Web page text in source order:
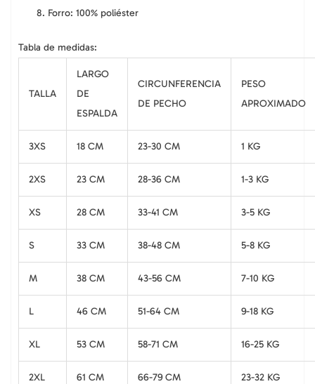
Forro: 100% poliéster
Tabla de medidas:
TALLA
LARGO
DE
ESPALDA
CIRCUNFERENCIA
DE PECHO
PESO
APROXIMADO
3XS 18 CM 23-30 CM 1 KG
2XS 23 CM 28-36 CM 1-3 KG
XS 28 CM 33-41 CM 3-5 KG
S 33 CM 38-48 CM 5-8 KG
M 38 CM 43-56 CM 7-10 KG
L 46 CM 51-64 CM 9-18 KG
XL 53 CM 58-71 CM 16-25 KG
2XL 61 CM 66-79 CM 23-32 KG